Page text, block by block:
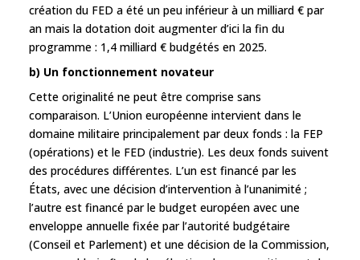
création du FED a été un peu inférieur à un milliard € par
an mais la dotation doit augmenter d’ici la fin du
programme : 1,4 milliard € budgétés en 2025.
b) Un fonctionnement novateur
Cette originalité ne peut être comprise sans
comparaison. L’Union européenne intervient dans le
domaine militaire principalement par deux fonds : la FEP
(opérations) et le FED (industrie). Les deux fonds suivent
des procédures différentes. L’un est financé par les
États, avec une décision d’intervention à l’unanimité ;
l’autre est financé par le budget européen avec une
enveloppe annuelle fixée par l’autorité budgétaire
(Conseil et Parlement) et une décision de la Commission,